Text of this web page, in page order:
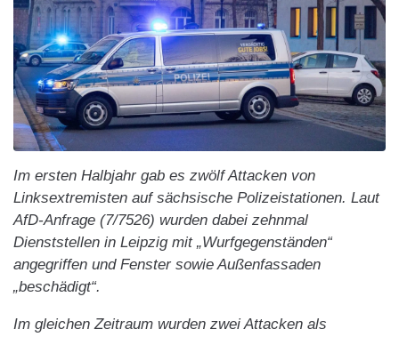
Im ersten Halbjahr gab es zwölf Attacken von
Linksextremisten auf sächsische Polizeistationen. Laut
AfD-Anfrage (7/7526) wurden dabei zehnmal
Dienststellen in Leipzig mit „Wurfgegenständen“
angegriffen und Fenster sowie Außenfassaden
„beschädigt“.
Im gleichen Zeitraum wurden zwei Attacken als